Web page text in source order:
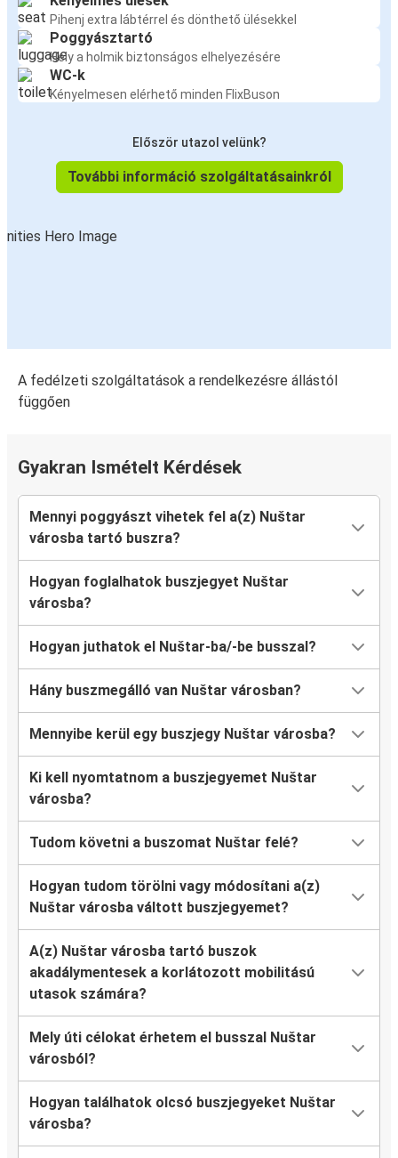
Pihenj extra lábtérrel és dönthető ülésekkel
Poggyásztartó
Hely a holmik biztonságos elhelyezésére
WC-k
Kényelmesen elérhető minden FlixBuson
Először utazol velünk?
További információ szolgáltatásainkról
A fedélzeti szolgáltatások a rendelkezésre állástól
függően
Gyakran Ismételt Kérdések
Mennyi poggyászt vihetek fel a(z) Nuštar
városba tartó buszra?
Hogyan foglalhatok buszjegyet Nuštar
városba?
Hogyan juthatok el Nuštar-ba/-be busszal?
Hány buszmegálló van Nuštar városban?
Mennyibe kerül egy buszjegy Nuštar városba?
Ki kell nyomtatnom a buszjegyemet Nuštar
városba?
Tudom követni a buszomat Nuštar felé?
Hogyan tudom törölni vagy módosítani a(z)
Nuštar városba váltott buszjegyemet?
A(z) Nuštar városba tartó buszok
akadálymentesek a korlátozott mobilitású
utasok számára?
Mely úti célokat érhetem el busszal Nuštar
városból?
Hogyan találhatok olcsó buszjegyeket Nuštar
városba?